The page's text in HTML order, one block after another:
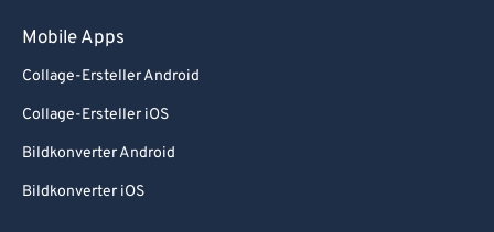
Mobile Apps
Collage-Ersteller Android
Collage-Ersteller iOS
Bildkonverter Android
Bildkonverter iOS